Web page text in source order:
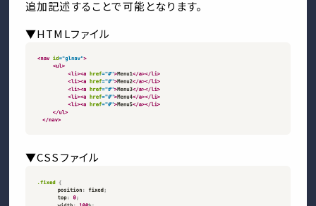
追加記述することで可能となります。
▼HTMLファイル
▼CSSファイル